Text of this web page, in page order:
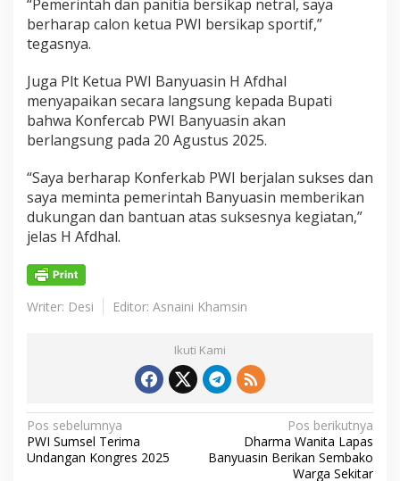
“Pemerintah dan panitia bersikap netral, saya
berharap calon ketua PWI bersikap sportif,”
tegasnya.
Juga Plt Ketua PWI Banyuasin H Afdhal
menyapaikan secara langsung kepada Bupati
bahwa Konfercab PWI Banyuasin akan
berlangsung pada 20 Agustus 2025.
“Saya berharap Konferkab PWI berjalan sukses dan
saya meminta pemerintah Banyuasin memberikan
dukungan dan bantuan atas suksesnya kegiatan,”
jelas H Afdhal.
Writer: Desi Editor: Asnaini Khamsin
Ikuti Kami
N
a
Pos sebelumnya
PWI Sumsel Terima
Undangan Kongres 2025
Pos berikutnya
Dharma Wanita Lapas
Banyuasin Berikan Sembako
Warga Sekitar